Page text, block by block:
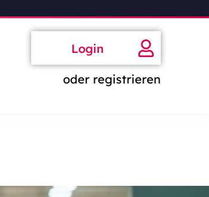
Login
oder registrieren